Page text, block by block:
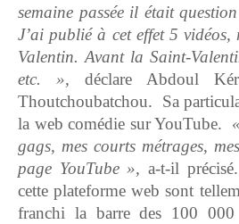
semaine passée il était
J’ai publié à cet effet 5
Valentin. Avant la Saint-
etc. », déclare Abdoul
Thoutchoubatchou. Sa
la web comédie sur YouTube.
gags, mes courts métrages,
page YouTube »,a-t-il
cette plateforme web sont
franchi la barre des 100 000